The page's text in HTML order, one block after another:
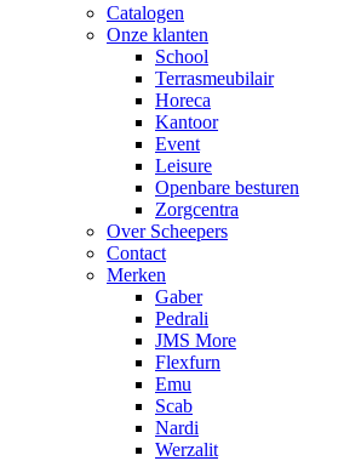
Catalogen
Onze klanten
School
Terrasmeubilair
Horeca
Kantoor
Event
Leisure
Openbare besturen
Zorgcentra
Over Scheepers
Contact
Merken
Gaber
Pedrali
JMS More
Flexfurn
Emu
Scab
Nardi
Werzalit